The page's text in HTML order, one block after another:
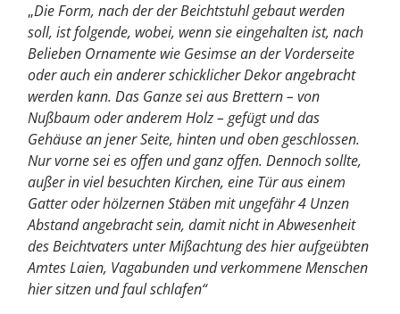
„Die Form, nach der der Beichtstuhl gebaut werden
soll, ist folgende, wobei, wenn sie eingehalten ist, nach
Belieben Ornamente wie Gesimse an der Vorderseite
oder auch ein anderer schicklicher Dekor angebracht
werden kann. Das Ganze sei aus Brettern – von
Nußbaum oder anderem Holz – gefügt und das
Gehäuse an jener Seite, hinten und oben geschlossen.
Nur vorne sei es offen und ganz offen. Dennoch sollte,
außer in viel besuchten Kirchen, eine Tür aus einem
Gatter oder hölzernen Stäben mit ungefähr 4 Unzen
Abstand angebracht sein, damit nicht in Abwesenheit
des Beichtvaters unter Mißachtung des hier aufgeübten
Amtes Laien, Vagabunden und verkommene Menschen
hier sitzen und faul schlafen“